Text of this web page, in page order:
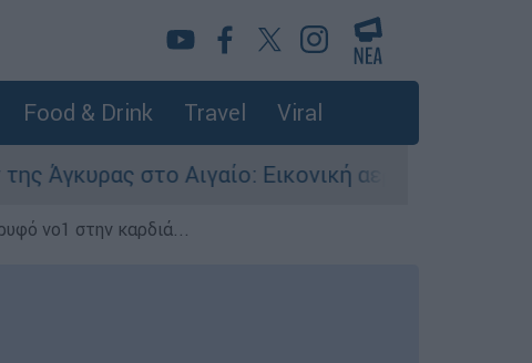
Food & Drink Travel Viral
Εικονική αερομαχία ανάμεσα σε ελληνικά
νο1 στην καρδιά...